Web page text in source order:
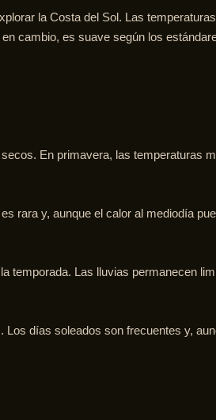
la Costa del Sol. Las
cambio, es suave según los
En primavera, las temperaturas
rara y, aunque el calor al mediodía
temporada. Las lluvias permanecen
Los días soleados son frecuentes y,